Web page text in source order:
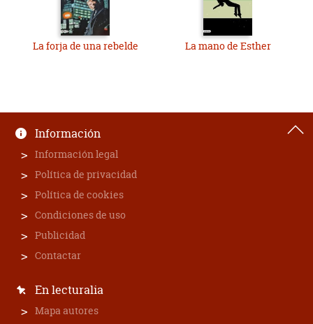
La forja de una rebelde La mano de Esther
Información
Información legal
Política de privacidad
Política de cookies
Condiciones de uso
Publicidad
Contactar
En lecturalia
Mapa autores